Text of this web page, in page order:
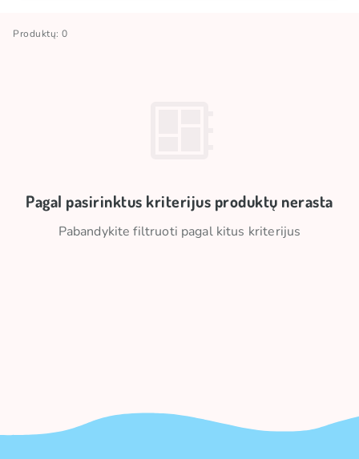
Produktų: 0
Pagal pasirinktus kriterijus produktų nerasta
Pabandykite filtruoti pagal kitus kriterijus